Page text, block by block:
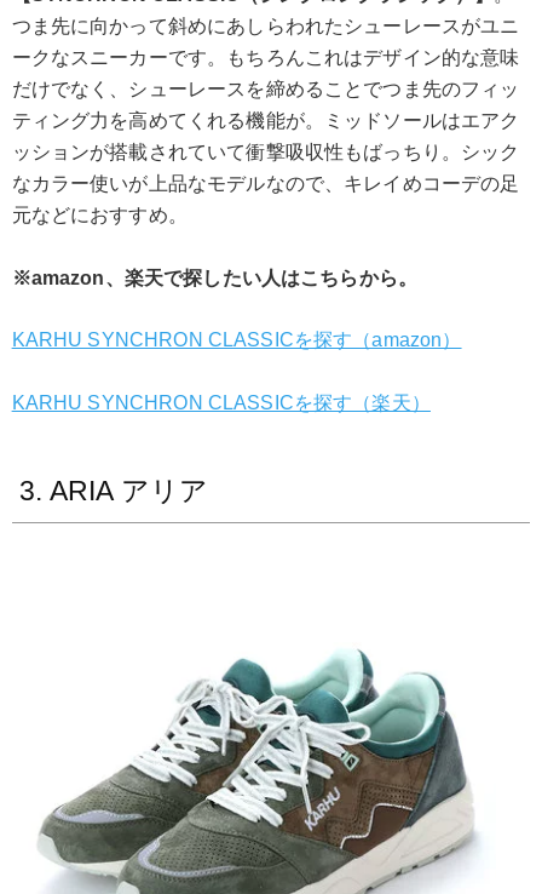
つま先に向かって斜めにあしらわれたシューレースがユニ
ークなスニーカーです。もちろんこれはデザイン的な意味
だけでなく、シューレースを締めることでつま先のフィッ
ティング力を高めてくれる機能が。ミッドソールはエアク
ッションが搭載されていて衝撃吸収性もばっちり。シック
なカラー使いが上品なモデルなので、キレイめコーデの足
元などにおすすめ。
※amazon、楽天で探したい人はこちらから。
KARHU SYNCHRON CLASSICを探す（amazon）
KARHU SYNCHRON CLASSICを探す（楽天）
3. ARIA アリア